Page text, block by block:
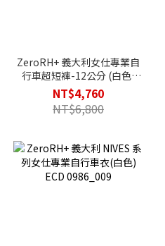
ZeroRH+ 義大利女仕專業自
行車超短褲-12公分 (白色)
ECD 0872_009
NT$4,760
NT$6,800